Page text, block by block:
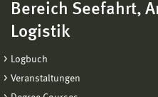
Bereich Seefahrt,
Logistik
Logbuch
Veranstaltungen